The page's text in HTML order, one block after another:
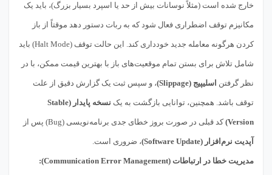
خارج شده است (مثلاً نوسانات بیش از حد یا اسپرد بسیار بزرگ)، باید یک
مکانیزم توقف اضطراری فعال شود که به ربات دستور دهد موقتاً از باز
کردن هرگونه معامله جدید خودداری کند. این حالت توقف (Halt Mode) باید
شامل تلاش برای بستن تمام موقعیت‌های باز با بهترین قیمت ممکن، با در
نظر گرفتن اسلیپیج (Slippage) ، و سپس ثبت یک گزارش دقیق از علت
توقف باشد. همچنین، توانایی بازگشت به یک نسخه پایدار (Stable
Version) کد قبلی در صورت بروز خطای جدی برنامه‌نویسی (Bug) پس از
آپدیت نرم‌افزار (Software Update) ، ضروری است.
مدیریت خطا در ارتباطات (Communication Error Management):